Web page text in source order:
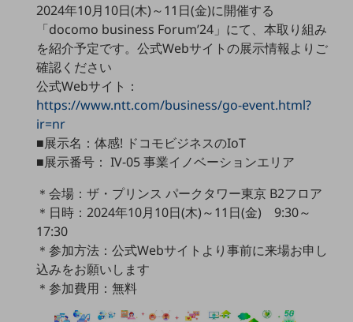
セキュリティ
その他のお悩みはこちら
業界から見つける
業界から見つけるTOP
小売・卸売業
地域産業
その他の業界はこちら
ゲーム感覚で見つける
ビジネスお悩み診断
NTTドコモビジネス
オンラインショップ
2024年10月10日(木)～11日(金)に開催する
「docomo business Forum’24」にて、本取り組み
を紹介予定です。公式Webサイトの展示情報よりご
確認ください
公式Webサイト：
https://www.ntt.com/business/go-event.html?
ir=nr
■展示名：体感! ドコモビジネスのIoT
■展示番号： IV-05 事業イノベーションエリア
＊会場：ザ・プリンス パークタワー東京 B2フロア
＊日時：2024年10月10日(木)～11日(金) 9:30～
17:30
＊参加方法：公式Webサイトより事前に来場お申し
込みをお願いします
＊参加費用：無料